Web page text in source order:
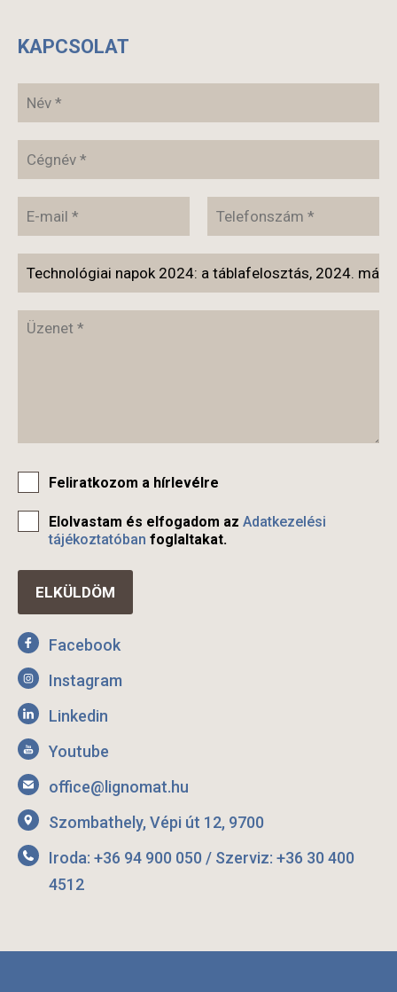
KAPCSOLAT
Feliratkozom a hírlevélre
Elolvastam és elfogadom az Adatkezelési
tájékoztatóban foglaltakat.
Facebook
Instagram
Linkedin
Youtube
office@lignomat.hu
Szombathely, Vépi út 12, 9700
Iroda: +36 94 900 050 / Szerviz: +36 30 400
4512